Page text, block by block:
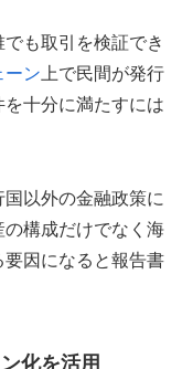
も取引を検証でき
ーン 上で民間が発行
十分に満たすには
以外の金融政策に
の構成だけでなく海
因になると報告書
化を活用